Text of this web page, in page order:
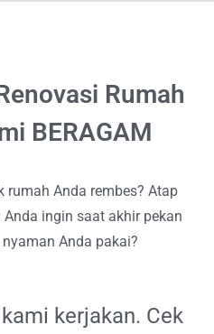
Rumah
BERAGAM
rumah Anda rembes? Atap
ingin saat akhir pekan
Anda pakai?
kerjakan. Cek